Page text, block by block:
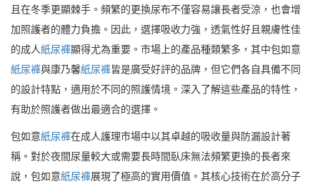
且在冬季更顯棘手。頻繁的更換尿布不僅容易讓長者受涼，也會增
加照護者的體力負擔。因此，選擇吸收力強，透氣性好且親膚性佳
的成人紙尿褲顯得尤為重要。市場上的產品種類繁多，其中包如意
紙尿褲與康乃馨紙尿褲皆是廣受好評的品牌，但它們各自具備不同
的設計特點，適用於不同的照護情境。深入了解這些產品的特性，
有助於照護者做出最適合的選擇。
包如意紙尿褲在成人護理市場中以其卓越的吸收量與防漏設計著
稱。對於夜間尿量較大或需要長時間臥床無法頻繁更換的長者來
說，包如意紙尿褲展現了極高的實用價值。其核心技術在於高分子